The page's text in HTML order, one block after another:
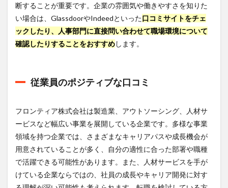
断することが重要です。企業の雰囲気や働きやすさを知りた
い場合は、GlassdoorやIndeedといった口コミサイトをチェ
ックしたり、人事部門に直接問い合わせて職場環境について
確認したりすることをおすすめします。
従業員のポジティブな口コミ
フロンティア株式会社は製造業、アウトソーシング、人材サ
ービスなど幅広い事業を展開している企業です。多様な事業
領域を持つ企業では、さまざまなキャリアパスや成長機会が
用意されていることが多く、自分の適性に合った部署や職種
で活躍できる可能性があります。また、人材サービスを手が
けている企業ならではの、社員の成長やキャリア開発に対す